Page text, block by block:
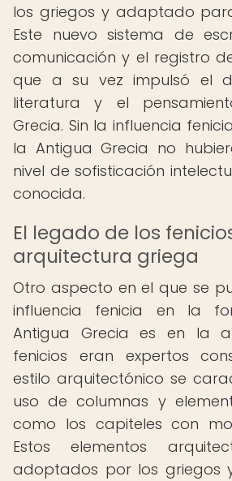
los griegos y adaptado
Este nuevo sistema de
comunicación y el registro
que a su vez impulsó el
literatura y el
Grecia. Sin la influencia
la Antigua Grecia no
nivel de sofisticación
conocida.
El legado de los
arquitectura griega
Otro aspecto en el que se
influencia fenicia en la
Antigua Grecia es en la
fenicios eran expertos
estilo arquitectónico se
uso de columnas y
como los capiteles con
Estos elementos
adoptados por los griegos